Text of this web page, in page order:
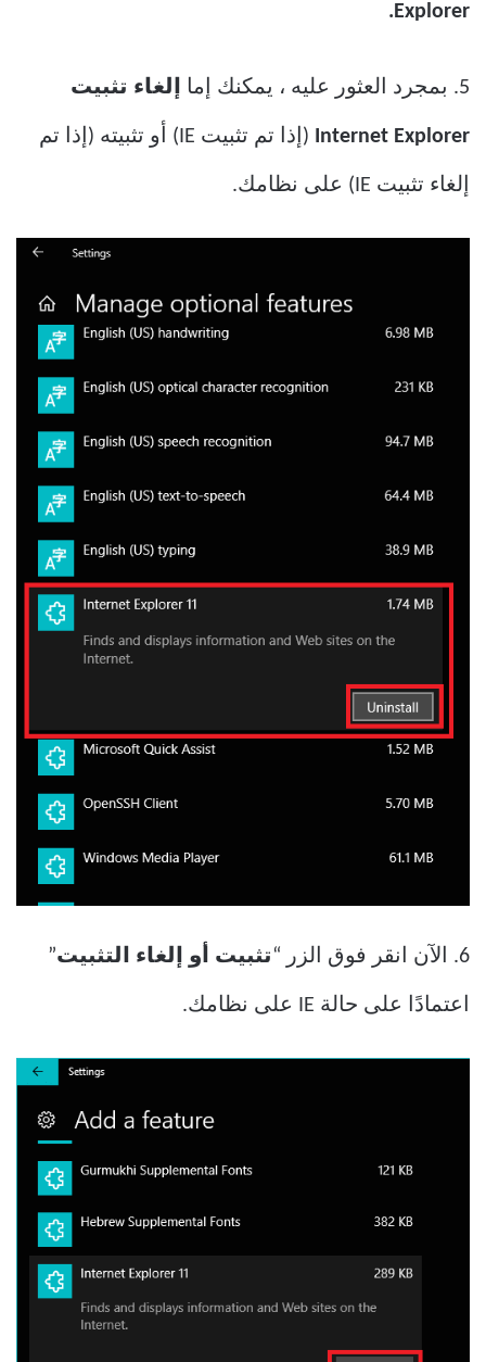
Explorer.
5. بمجرد العثور عليه ، يمكنك إما إلغاء تثبيت
Internet Explorer (إذا تم تثبيت IE) أو تثبيته (إذا تم
إلغاء تثبيت IE) على نظامك.
6. الآن انقر فوق الزر “ تثبيت أو إلغاء التثبيت”
اعتمادًا على حالة IE على نظامك.